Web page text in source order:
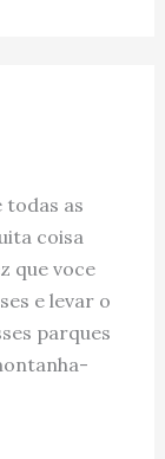
todas as
coisa
que voce
e levar o
parques